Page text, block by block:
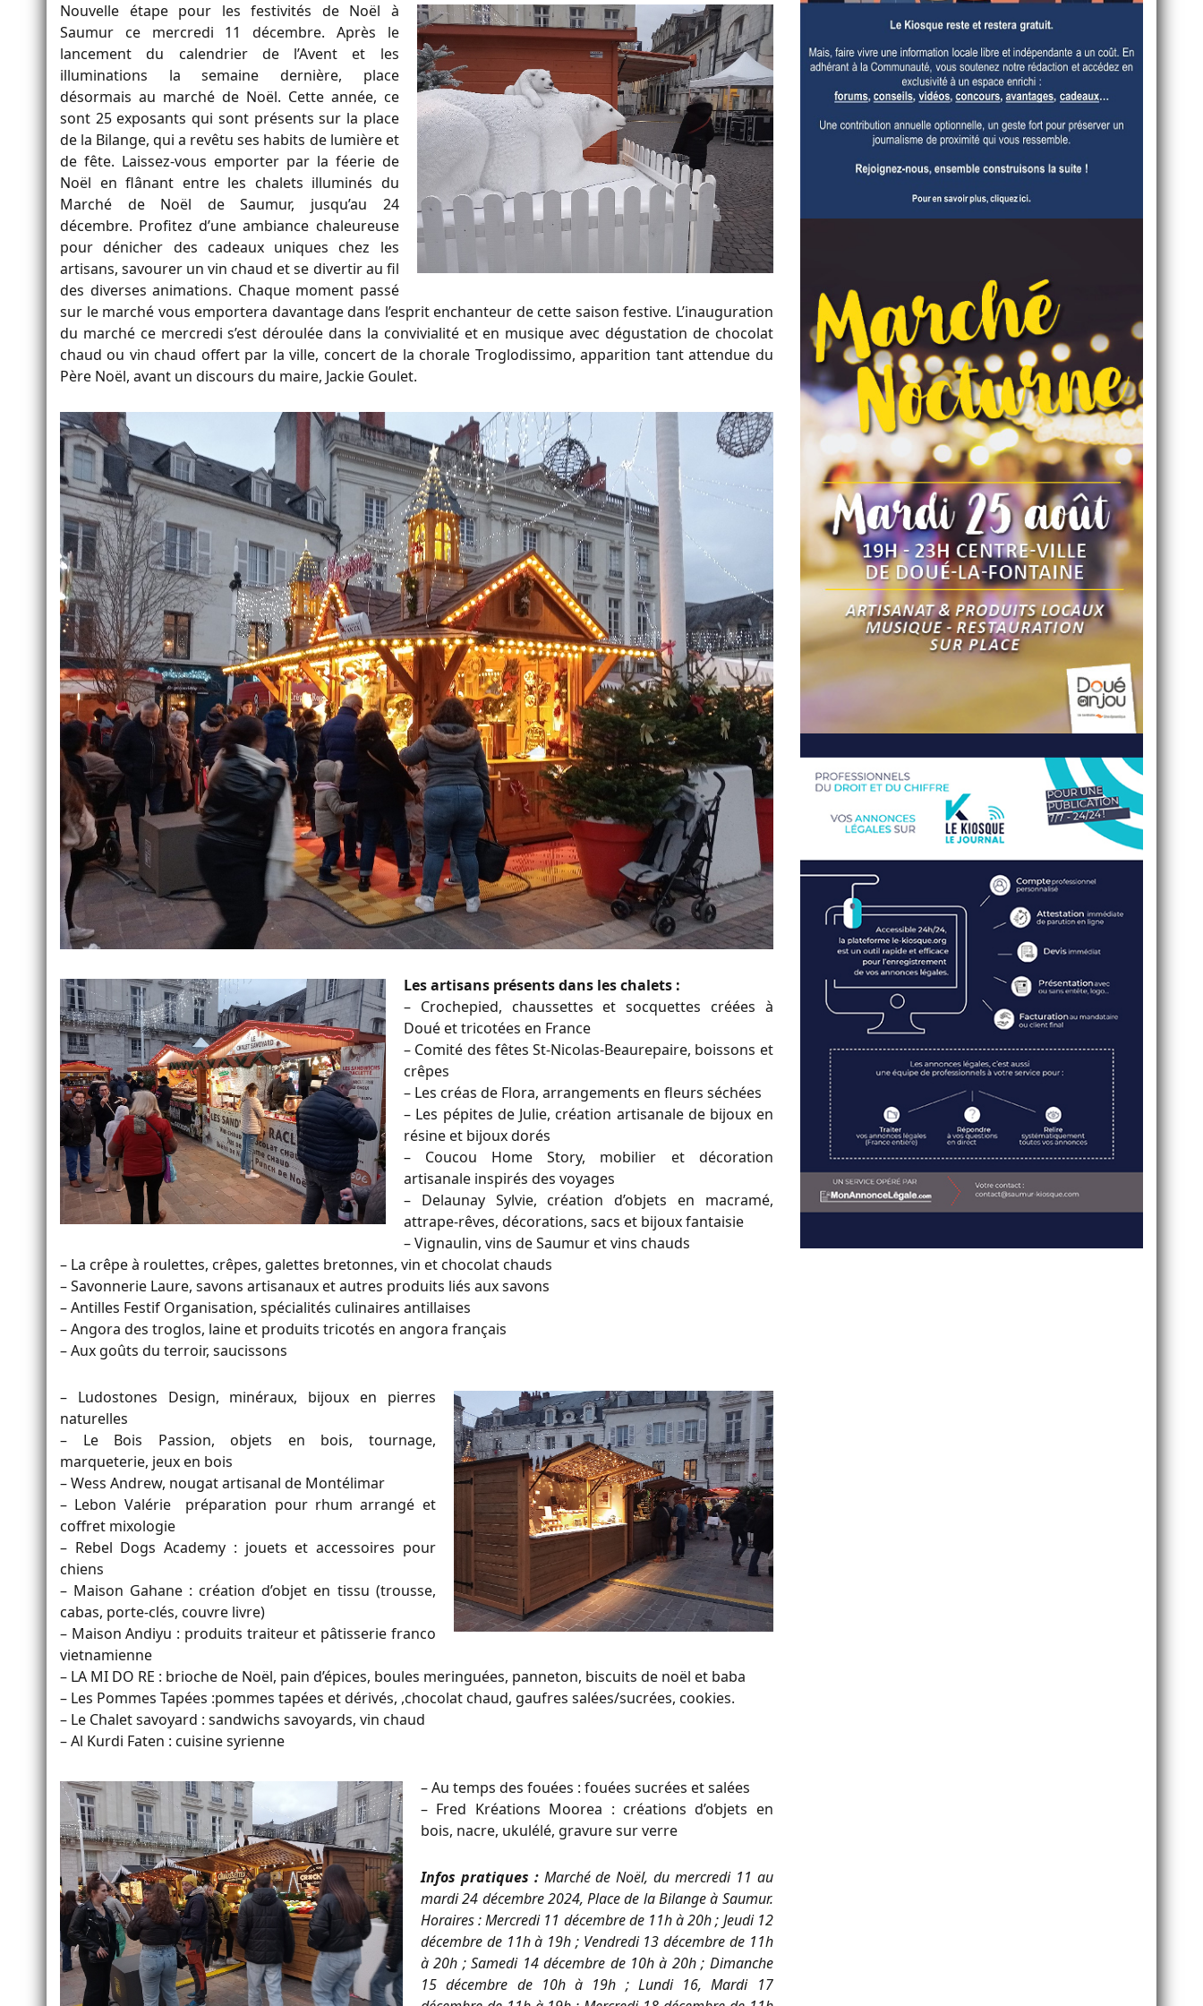
Nouvelle étape pour les festivités de Noël à
Saumur ce mercredi 11 décembre. Après le
lancement du calendrier de l’Avent et les
illuminations la semaine dernière, place
désormais au marché de Noël. Cette année, ce
sont 25 exposants qui sont présents sur la place
de la Bilange, qui a revêtu ses habits de lumière et
de fête. Laissez-vous emporter par la féerie de
Noël en flânant entre les chalets illuminés du
Marché de Noël de Saumur, jusqu’au 24
décembre. Profitez d’une ambiance chaleureuse
pour dénicher des cadeaux uniques chez les
artisans, savourer un vin chaud et se divertir au fil
des diverses animations. Chaque moment passé
sur le marché vous emportera davantage dans l’esprit enchanteur de cette saison festive. L’inauguration
du marché ce mercredi s’est déroulée dans la convivialité et en musique avec dégustation de chocolat
chaud ou vin chaud offert par la ville, concert de la chorale Troglodissimo, apparition tant attendue du
Père Noël, avant un discours du maire, Jackie Goulet.
Les artisans présents dans les chalets :
– Crochepied, chaussettes et socquettes créées à
Doué et tricotées en France
– Comité des fêtes St-Nicolas-Beaurepaire, boissons et
crêpes
– Les créas de Flora, arrangements en fleurs séchées
– Les pépites de Julie, création artisanale de bijoux en
résine et bijoux dorés
– Coucou Home Story, mobilier et décoration
artisanale inspirés des voyages
– Delaunay Sylvie, création d’objets en macramé,
attrape-rêves, décorations, sacs et bijoux fantaisie
– Vignaulin, vins de Saumur et vins chauds
– La crêpe à roulettes, crêpes, galettes bretonnes, vin et chocolat chauds
– Savonnerie Laure, savons artisanaux et autres produits liés aux savons
– Antilles Festif Organisation, spécialités culinaires antillaises
– Angora des troglos, laine et produits tricotés en angora français
– Aux goûts du terroir, saucissons
– Ludostones Design, minéraux, bijoux en pierres
naturelles
– Le Bois Passion, objets en bois, tournage,
marqueterie, jeux en bois
– Wess Andrew, nougat artisanal de Montélimar
– Lebon Valérie préparation pour rhum arrangé et
coffret mixologie
– Rebel Dogs Academy : jouets et accessoires pour
chiens
– Maison Gahane : création d’objet en tissu (trousse,
cabas, porte-clés, couvre livre)
– Maison Andiyu : produits traiteur et pâtisserie franco
vietnamienne
– LA MI DO RE : brioche de Noël, pain d’épices, boules meringuées, panneton, biscuits de noël et baba
– Les Pommes Tapées :pommes tapées et dérivés, ,chocolat chaud, gaufres salées/sucrées, cookies.
– Le Chalet savoyard : sandwichs savoyards, vin chaud
– Al Kurdi Faten : cuisine syrienne
– Au temps des fouées : fouées sucrées et salées
– Fred Kréations Moorea : créations d’objets en
bois, nacre, ukulélé, gravure sur verre
Infos pratiques : Marché de Noël, du mercredi 11 au
mardi 24 décembre 2024, Place de la Bilange à Saumur.
Horaires : Mercredi 11 décembre de 11h à 20h ; Jeudi 12
décembre de 11h à 19h ; Vendredi 13 décembre de 11h
à 20h ; Samedi 14 décembre de 10h à 20h ; Dimanche
15 décembre de 10h à 19h ; Lundi 16, Mardi 17